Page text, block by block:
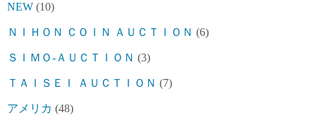
NEW (10)
ＮＩＨＯＮ ＣＯＩＮ ＡＵＣＴＩＯＮ (6)
ＳＩＭＯ-ＡＵＣＴＩＯＮ (3)
ＴＡＩＳＥＩ ＡＵＣＴＩＯＮ (7)
アメリカ (48)